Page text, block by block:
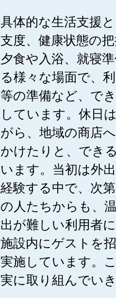
具体的な生活支援
支度、健康状態の
夕食や入浴、就寝
る様々な場面で、
等の準備など、で
しています。休日
がら、地域の商店
かけたりと、でき
います。当初は外
経験する中で、次
の人たちからも、
出が難しい利用者
施設内にゲストを
実施しています。
実に取り組んでい